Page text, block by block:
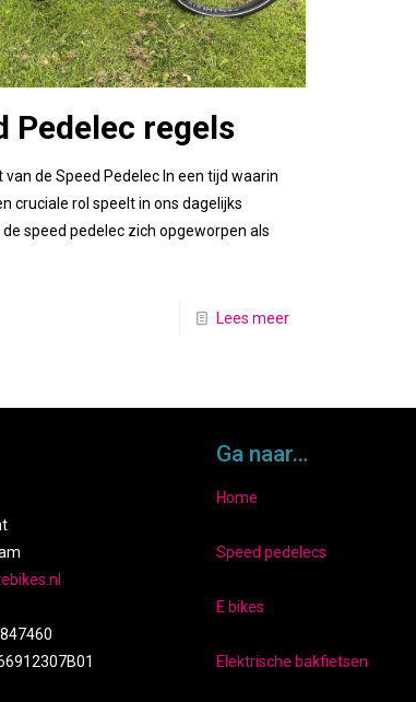
Pedelec regels
van de Speed Pedelec In een tijd waarin
cruciale rol speelt in ons dagelijks
de speed pedelec zich opgeworpen als
Lees meer
Ga naar…
Home
Speed pedelecs
E bikes
Elektrische bakfietsen